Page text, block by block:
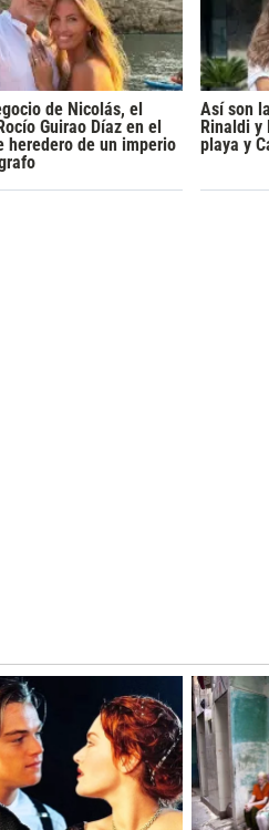
de Nicolás, el
Guirao Díaz en el
heredero de un imperio
Así son
Rinaldi y
playa y